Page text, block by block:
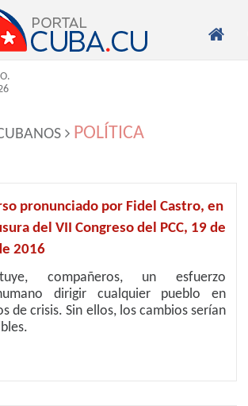

POLÍTICA
pronunciado por Fidel Castro, en
del VII Congreso del PCC, 19 de
2016
compañeros, un esfuerzo
dirigir cualquier pueblo en
de crisis. Sin ellos, los cambios serían